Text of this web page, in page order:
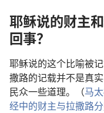
耶稣说的财主
回事？
耶稣说的这个比喻被
撒路的记载并不是真
民众一些道理。（马
经中的财主与拉撒路